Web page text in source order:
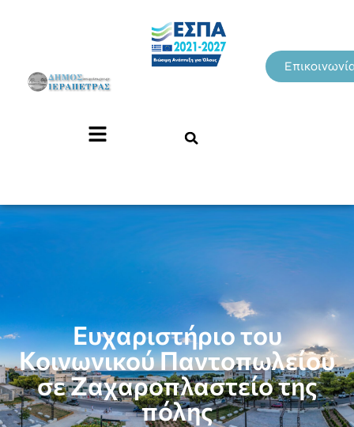
Ευχαριστήριο του
Κοινωνικού Παντοπωλείου
σε Ζαχαροπλαστείο της
πόλης